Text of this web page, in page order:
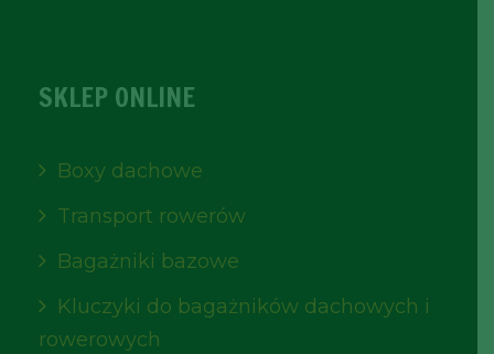
SKLEP ONLINE
Boxy dachowe
Transport rowerów
Bagażniki bazowe
Kluczyki do bagażników dachowych i
rowerowych